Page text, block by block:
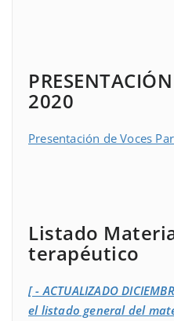
2020
Presentación de Voces
Listado
terapéutico
[ - ACTUALIZADO
el listado general del